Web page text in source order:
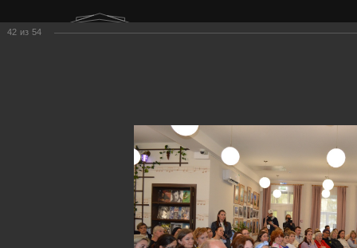
г. Нижний Тагил
Поиск
Фотоальбом
2024 год
Экскурсия в Доме Окуджавы
Экскурсия в Доме Окуджавы
42 из 54